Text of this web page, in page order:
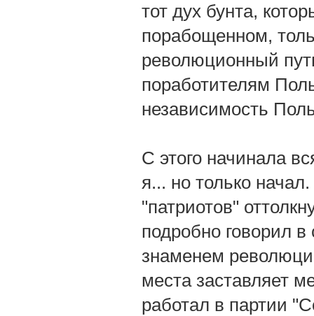
тот дух бунта,
порабощенном,
революционный
поработителям
независимость
С этого начинала
я... но только
"патриотов"
подробно говорил
знаменем
места заставляет
работал в партии